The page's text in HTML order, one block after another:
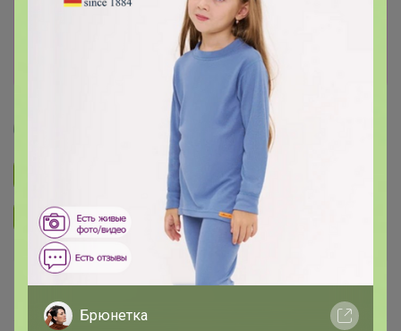
Перейти к текущей закупке
Подписаться на закупку 1.3K
Подписаться на организатора 1.7K
В архиве
61 %
Брюнетка